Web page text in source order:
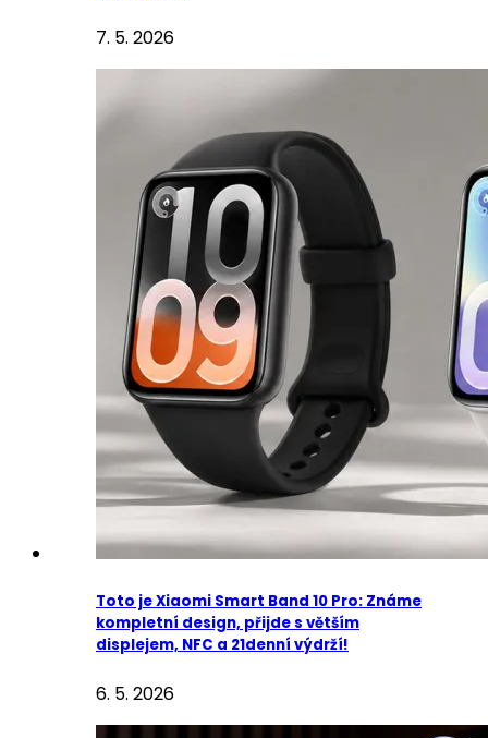
7. 5. 2026
Toto je Xiaomi Smart Band 10 Pro: Známe
kompletní design, přijde s větším
displejem, NFC a 21denní výdrží!
6. 5. 2026